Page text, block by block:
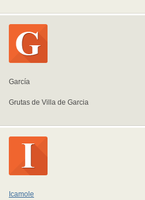
García
Grutas de Villa de Garcia
Icamole